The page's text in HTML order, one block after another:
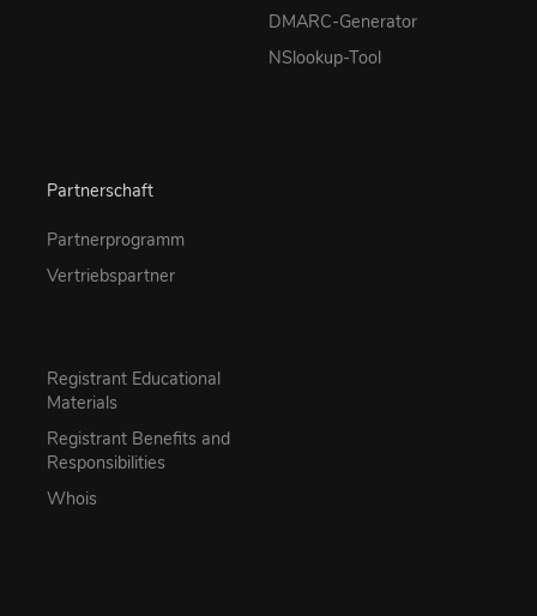
DMARC-Generator
NSlookup-Tool
Partnerschaft
Partnerprogramm
Vertriebspartner
Registrant Educational
Materials
Registrant Benefits and
Responsibilities
Whois